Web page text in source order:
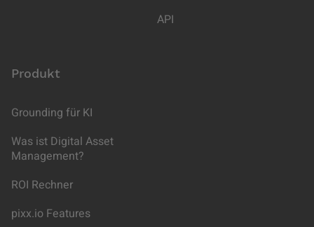
API
Produkt
Grounding für KI
Was ist Digital Asset
Management?
ROI Rechner
pixx.io Features